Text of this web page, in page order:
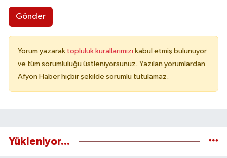
Gönder
Yorum yazarak topluluk kurallarımızı kabul etmiş bulunuyor
ve tüm sorumluluğu üstleniyorsunuz. Yazılan yorumlardan
Afyon Haber hiçbir şekilde sorumlu tutulamaz.
Yükleniyor...